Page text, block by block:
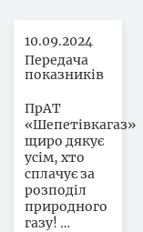
10.09.2024
Передача
показників
ПрАТ
«Шепетівкагаз»
щиро дякує
усім, хто
сплачує за
розподіл
природного
газу! …